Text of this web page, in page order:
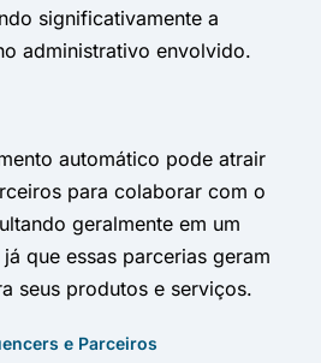
significativamente a
administrativo envolvido.
automático pode atrair
para colaborar com o
geralmente em um
que essas parcerias geram
seus produtos e serviços.
e Parceiros